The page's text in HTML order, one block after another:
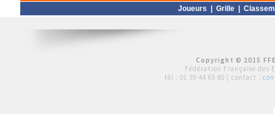
Joueurs Grille|
Copyright © 2015
Fédération Française des
tél : 01 39 44 65 80 | contact :